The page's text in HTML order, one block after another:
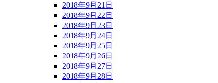
2018年9月21日
2018年9月22日
2018年9月23日
2018年9月24日
2018年9月25日
2018年9月26日
2018年9月27日
2018年9月28日